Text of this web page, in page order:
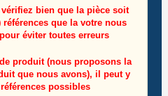
télé Lg OLED55C25LB
€
bien que la pièce soit
que la votre nous
éviter toutes erreurs
produit (nous proposons la
que nous avons), il peut y
possibles